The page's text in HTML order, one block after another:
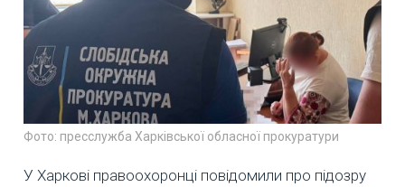
Фото: пресслужба Харківської обласної прокуратури
У Харкові правоохоронці повідомили про підозру